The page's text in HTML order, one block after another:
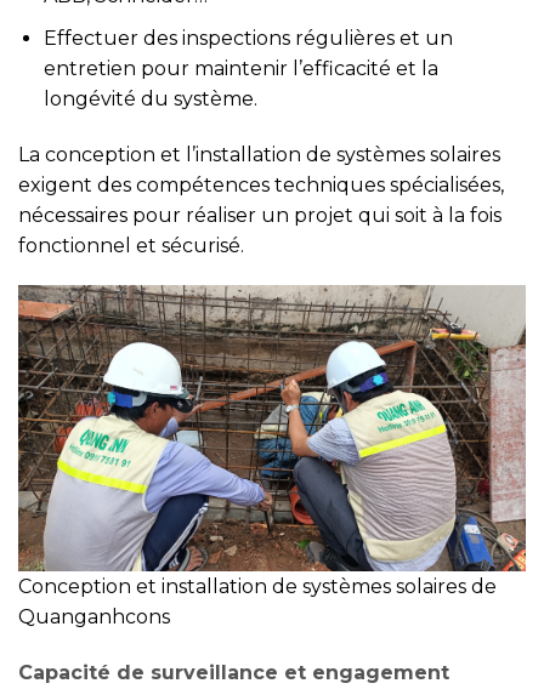
Effectuer des inspections régulières et un
entretien pour maintenir l’efficacité et la
longévité du système.
La conception et l’installation de systèmes solaires
exigent des compétences techniques spécialisées,
nécessaires pour réaliser un projet qui soit à la fois
fonctionnel et sécurisé.
Conception et installation de systèmes solaires de
Quanganhcons
Capacité de surveillance et engagement